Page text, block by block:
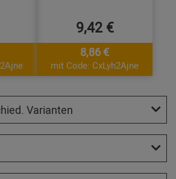
9,42 €
8,86 €
mit Code: CxLyh2Ajne
Varianten